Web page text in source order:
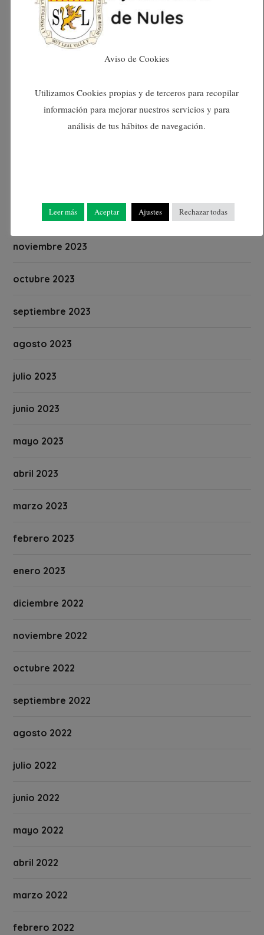
junio 2024
mayo 2024
diciembre 2023
noviembre 2023
octubre 2023
septiembre 2023
agosto 2023
julio 2023
junio 2023
mayo 2023
abril 2023
marzo 2023
febrero 2023
enero 2023
diciembre 2022
noviembre 2022
octubre 2022
septiembre 2022
agosto 2022
julio 2022
junio 2022
mayo 2022
abril 2022
marzo 2022
febrero 2022
Aviso de Cookies
Utilizamos Cookies propias y de terceros para recopilar
información para mejorar nuestros servicios y para
análisis de tus hábitos de navegación.
Leer más Aceptar Ajustes Rechazar todas